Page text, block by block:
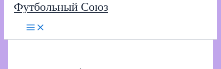
Футбольный Союз